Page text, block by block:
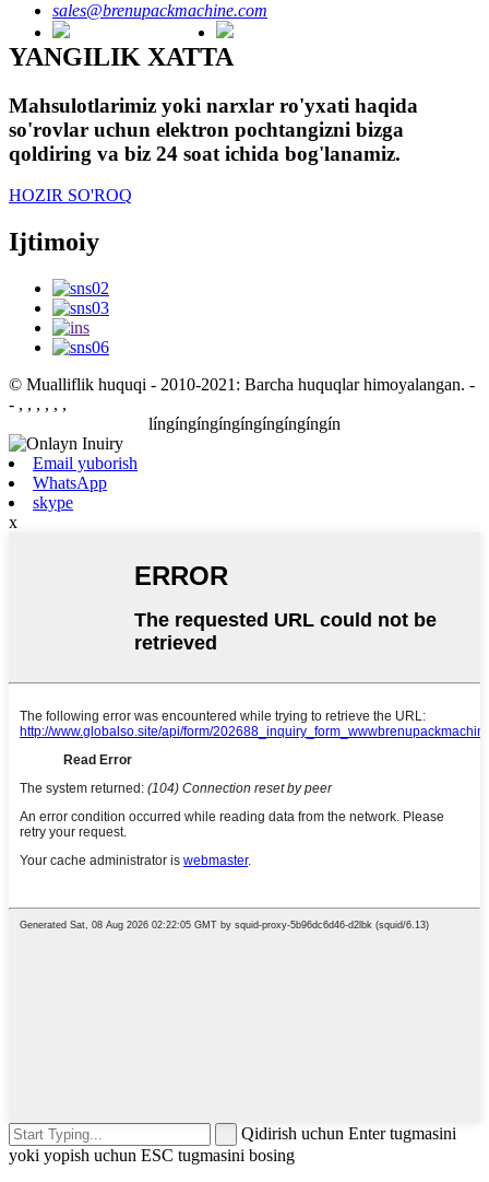
sales@brenupackmachine.com
YANGILIK XATTA
Mahsulotlarimiz yoki narxlar ro'yxati haqida
so'rovlar uchun elektron pochtangizni bizga
qoldiring va biz 24 soat ichida bog'lanamiz.
HOZIR SO'ROQ
Ijtimoiy
© Mualliflik huquqi - 2010-2021: Barcha huquqlar himoyalangan. -
- , , , , , ,
língíngíngíngíngíngíngíngín
Email yuborish
WhatsApp
skype
x
Qidirish uchun Enter tugmasini
yoki yopish uchun ESC tugmasini bosing